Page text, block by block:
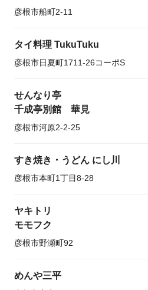
彦根市船町2-11
タイ料理 TukuTuku
彦根市日夏町1711-26コーポS
せんなり亭
千成亭別館 華見
彦根市河原2-2-25
すき焼き・うどん にし川
彦根市本町1丁目8-28
ヤキトリ
モモフク
彦根市野瀬町92
めんや三平